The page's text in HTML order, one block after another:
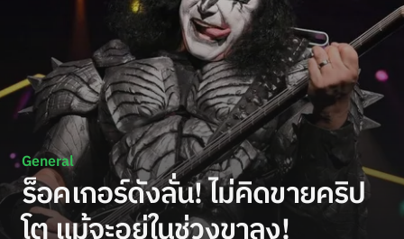
General
ร็อคเกอร์ดังลั่น! ไม่คิดขายคริป